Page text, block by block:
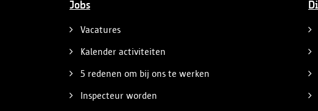
Jobs
Vacatures
Kalender activiteiten
5 redenen om bij ons te werken
Inspecteur worden